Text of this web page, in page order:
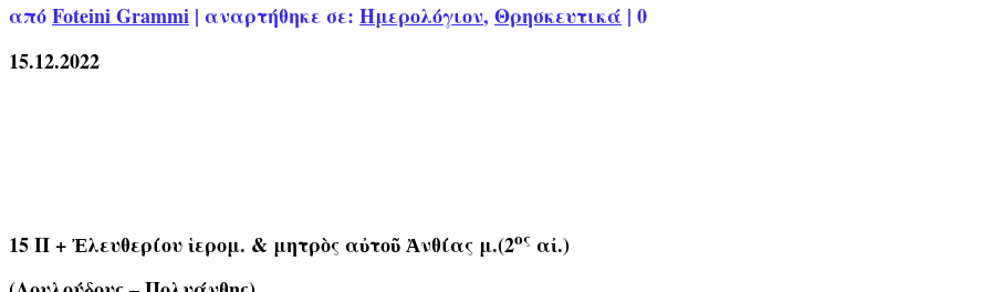
απόFoteini Grammi | αναρτήθηκε σε: Ημερολόγιον, Θρησκευτικά | 0
15.12.2022
15 Π+ Ἐλευθερίου ἱερομ. & μητρὸς αὐτοῦ Ἀνθίας μ.(2ος αἰ.)